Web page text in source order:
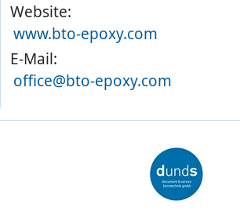
Website:
www.bto-epoxy.com
E-Mail:
office@bto-epoxy.com